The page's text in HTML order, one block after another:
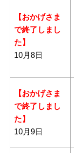
【おかげさま
で終了しまし
た】
10月8日
【おかげさま
で終了しまし
た】
10月9日